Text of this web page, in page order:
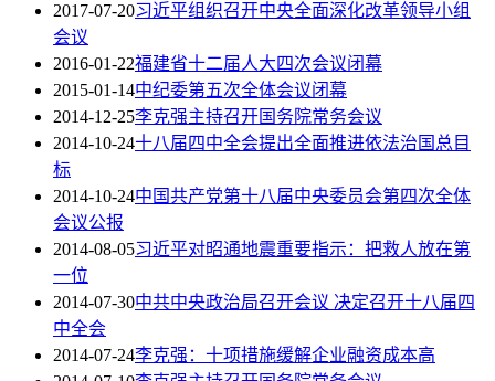
2017-07-20习近平组织召开中央全面深化改革领导小组
会议
2016-01-22福建省十二届人大四次会议闭幕
2015-01-14中纪委第五次全体会议闭幕
2014-12-25李克强主持召开国务院常务会议
2014-10-24十八届四中全会提出全面推进依法治国总目
标
2014-10-24中国共产党第十八届中央委员会第四次全体
会议公报
2014-08-05习近平对昭通地震重要指示：把救人放在第
一位
2014-07-30中共中央政治局召开会议 决定召开十八届四
中全会
2014-07-24李克强：十项措施缓解企业融资成本高